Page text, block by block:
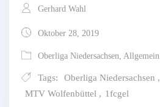
Gerhard Wahl
Oktober 28, 2019
Oberliga Niedersachsen, Allgemein
Tags: Oberliga Niedersachsen ,
MTV Wolfenbüttel , 1fcgel